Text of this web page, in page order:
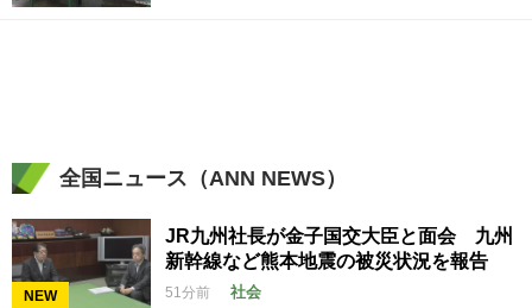
全国ニュース（ANN NEWS）
NEW
JR九州社長が金子国交大臣と面会 九州
新幹線など熊本地震の被災状況を報告
51分前 社会